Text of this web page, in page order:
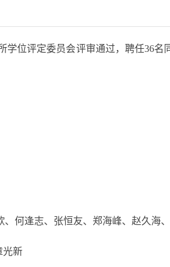
评定委员会评审通过，聘任36名
逢志、张恒友、郑海峰、赵久海
光新